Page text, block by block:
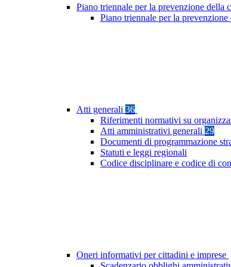
Piano triennale per la prevenzione della
Piano triennale per la
Atti generali 36
Riferimenti normativi su
Atti amministrativi generali 29
Documenti di programmazione
Statuti e leggi regionali
Codice disciplinare e codice di
Oneri informativi per cittadini e imprese